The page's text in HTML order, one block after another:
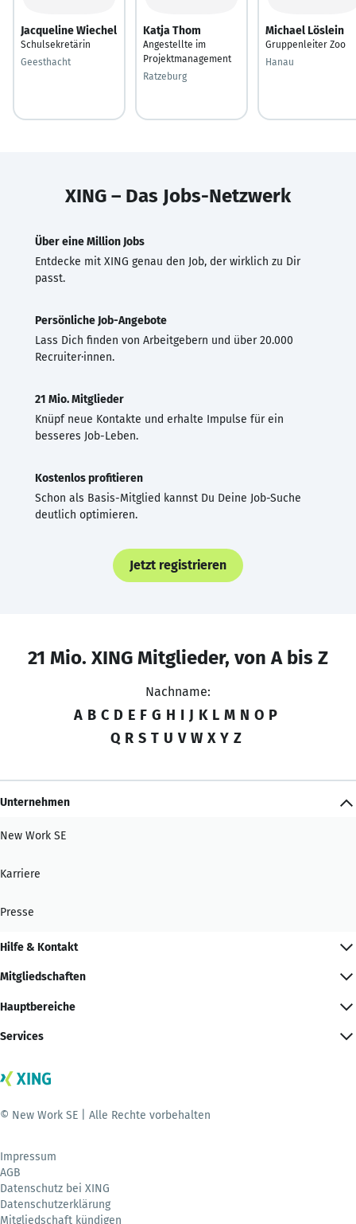
Jacqueline Wiechel
Schulsekretärin
Geesthacht
Katja Thom
Angestellte im
Projektmanagement
Ratzeburg
Michael Löslein
Gruppenleiter Zoo
Hanau
XING – Das Jobs-Netzwerk
Über eine Million Jobs
Entdecke mit XING genau den Job, der wirklich zu Dir
passt.
Persönliche Job-Angebote
Lass Dich finden von Arbeitgebern und über 20.000
Recruiter·innen.
21 Mio. Mitglieder
Knüpf neue Kontakte und erhalte Impulse für ein
besseres Job-Leben.
Kostenlos profitieren
Schon als Basis-Mitglied kannst Du Deine Job-Suche
deutlich optimieren.
Jetzt registrieren
21 Mio. XING Mitglieder, von A bis Z
Nachname:
A B C D E F G H I J K L M N O P
Q R S T U V W X Y Z
Unternehmen
New Work SE
Karriere
Presse
Hilfe & Kontakt
Mitgliedschaften
Hauptbereiche
Services
© New Work SE | Alle Rechte vorbehalten
Impressum
AGB
Datenschutz bei XING
Datenschutzerklärung
Mitgliedschaft kündigen